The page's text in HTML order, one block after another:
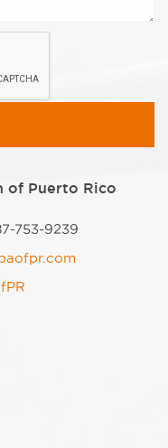
of Puerto Rico
753-9239